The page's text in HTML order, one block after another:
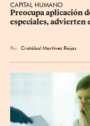
CAPITAL HUMANO
Preocupa aplicación
especiales, advierten
Por Cristóbal Martínez Riojas